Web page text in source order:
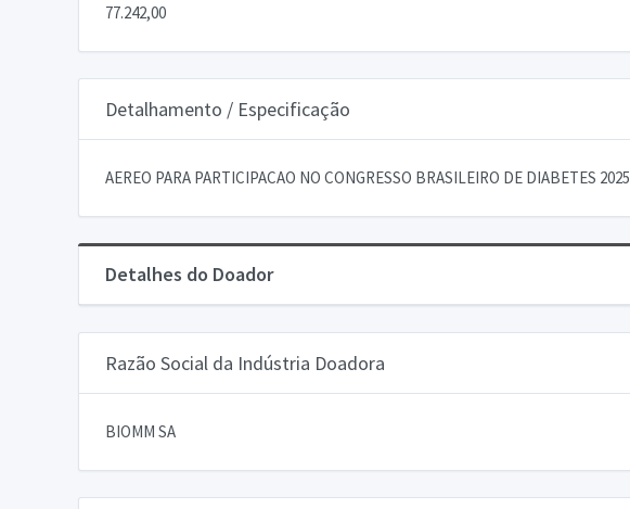
77.242,00
Detalhamento / Especificação
AEREO PARA PARTICIPACAO NO CONGRESSO BRASILEIRO DE DIABETES 2025
Detalhes do Doador
Razão Social da Indústria Doadora
BIOMM SA